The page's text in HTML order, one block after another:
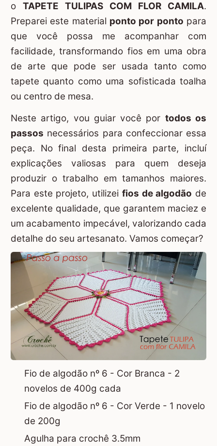
o TAPETE TULIPAS COM FLOR CAMILA.
Preparei este material ponto por ponto para
que você possa me acompanhar com
facilidade, transformando fios em uma obra
de arte que pode ser usada tanto como
tapete quanto como uma sofisticada toalha
ou centro de mesa.
Neste artigo, vou guiar você por todos os
passos necessários para confeccionar essa
peça. No final desta primeira parte, incluí
explicações valiosas para quem deseja
produzir o trabalho em tamanhos maiores.
Para este projeto, utilizei fios de algodão de
excelente qualidade, que garantem maciez e
um acabamento impecável, valorizando cada
detalhe do seu artesanato. Vamos começar?
Fio de algodão nº 6 - Cor Branca - 2
novelos de 400g cada
Fio de algodão nº 6 - Cor Verde - 1 novelo
de 200g
Agulha para crochê 3.5mm